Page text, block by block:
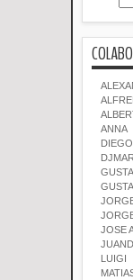
ANNA
DIEGO
JOSE
JUAND
LUIGI